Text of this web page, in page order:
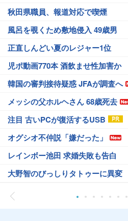
秋田県職員、報道対応で喫煙
風呂を覗くため敷地侵入 49歳男
正直しんどい夏のレジャー1位
児ポ動画770本 酒飲ませ性加害か
韓国の審判接待疑惑 JFAが調査へ
メッシの父ホルヘさん 68歳死去
注目 古いPCが復活するUSB
オグシオ不仲説「嫌だった」
レインボー池田 求婚失敗も告白
大野智のびっしりタトゥーに異変